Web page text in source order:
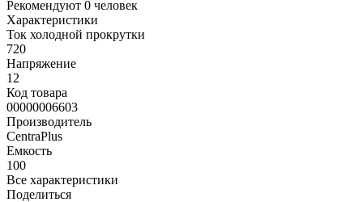
Рекомендуют 0 человек
Характеристики
Ток холодной прокрутки
720
Напряжение
12
Код товара
00000006603
Производитель
CentraPlus
Емкость
100
Все характеристики
Поделиться